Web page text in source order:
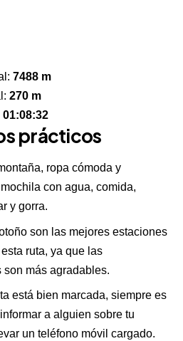
7488 m
270 m
01:08:32
prácticos
ropa cómoda y
con agua, comida,
y gorra.
son las mejores estaciones
ruta, ya que las
son más agradables.
está bien marcada, siempre es
a alguien sobre tu
un teléfono móvil cargado.